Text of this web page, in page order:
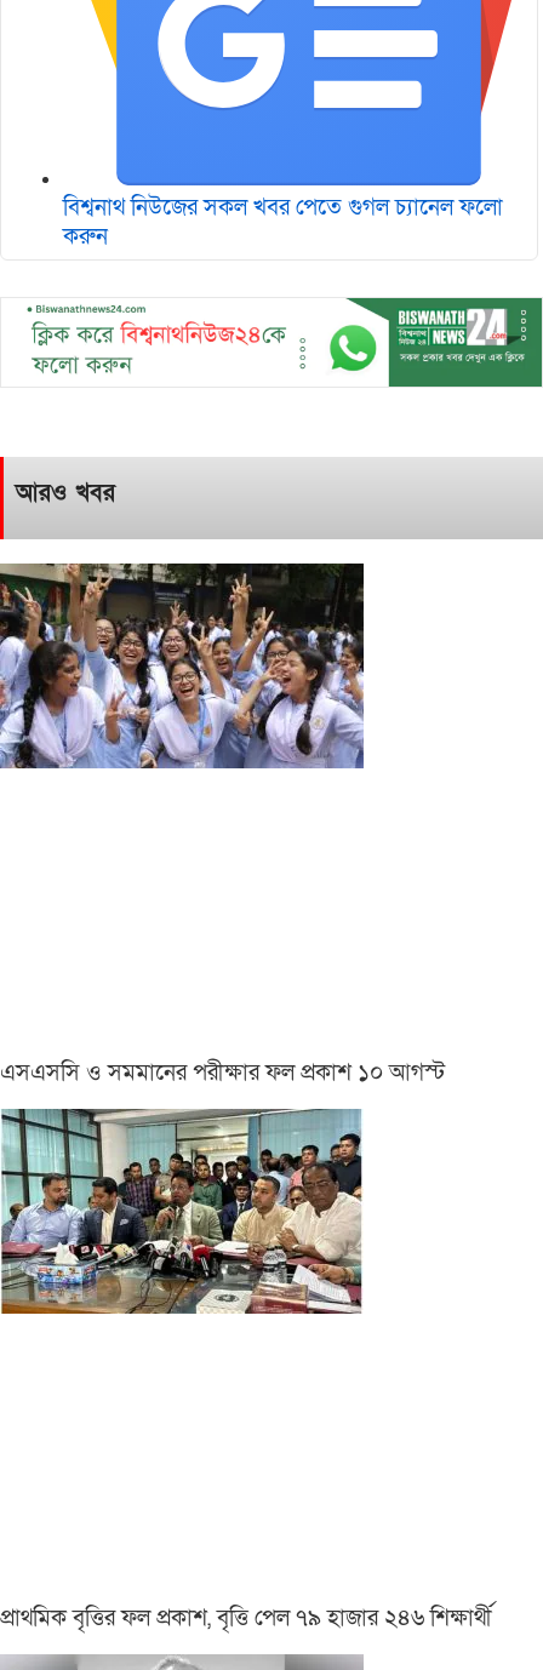
বিশ্বনাথ নিউজের সকল খবর পেতে গুগল চ‌্যানেল ফলো
করুন
আরও খবর
এসএসসি ও সমমানের পরীক্ষার ফল প্রকাশ ১০ আগস্ট
প্রাথমিক বৃত্তির ফল প্রকাশ, বৃত্তি পেল ৭৯ হাজার ২৪৬ শিক্ষার্থী